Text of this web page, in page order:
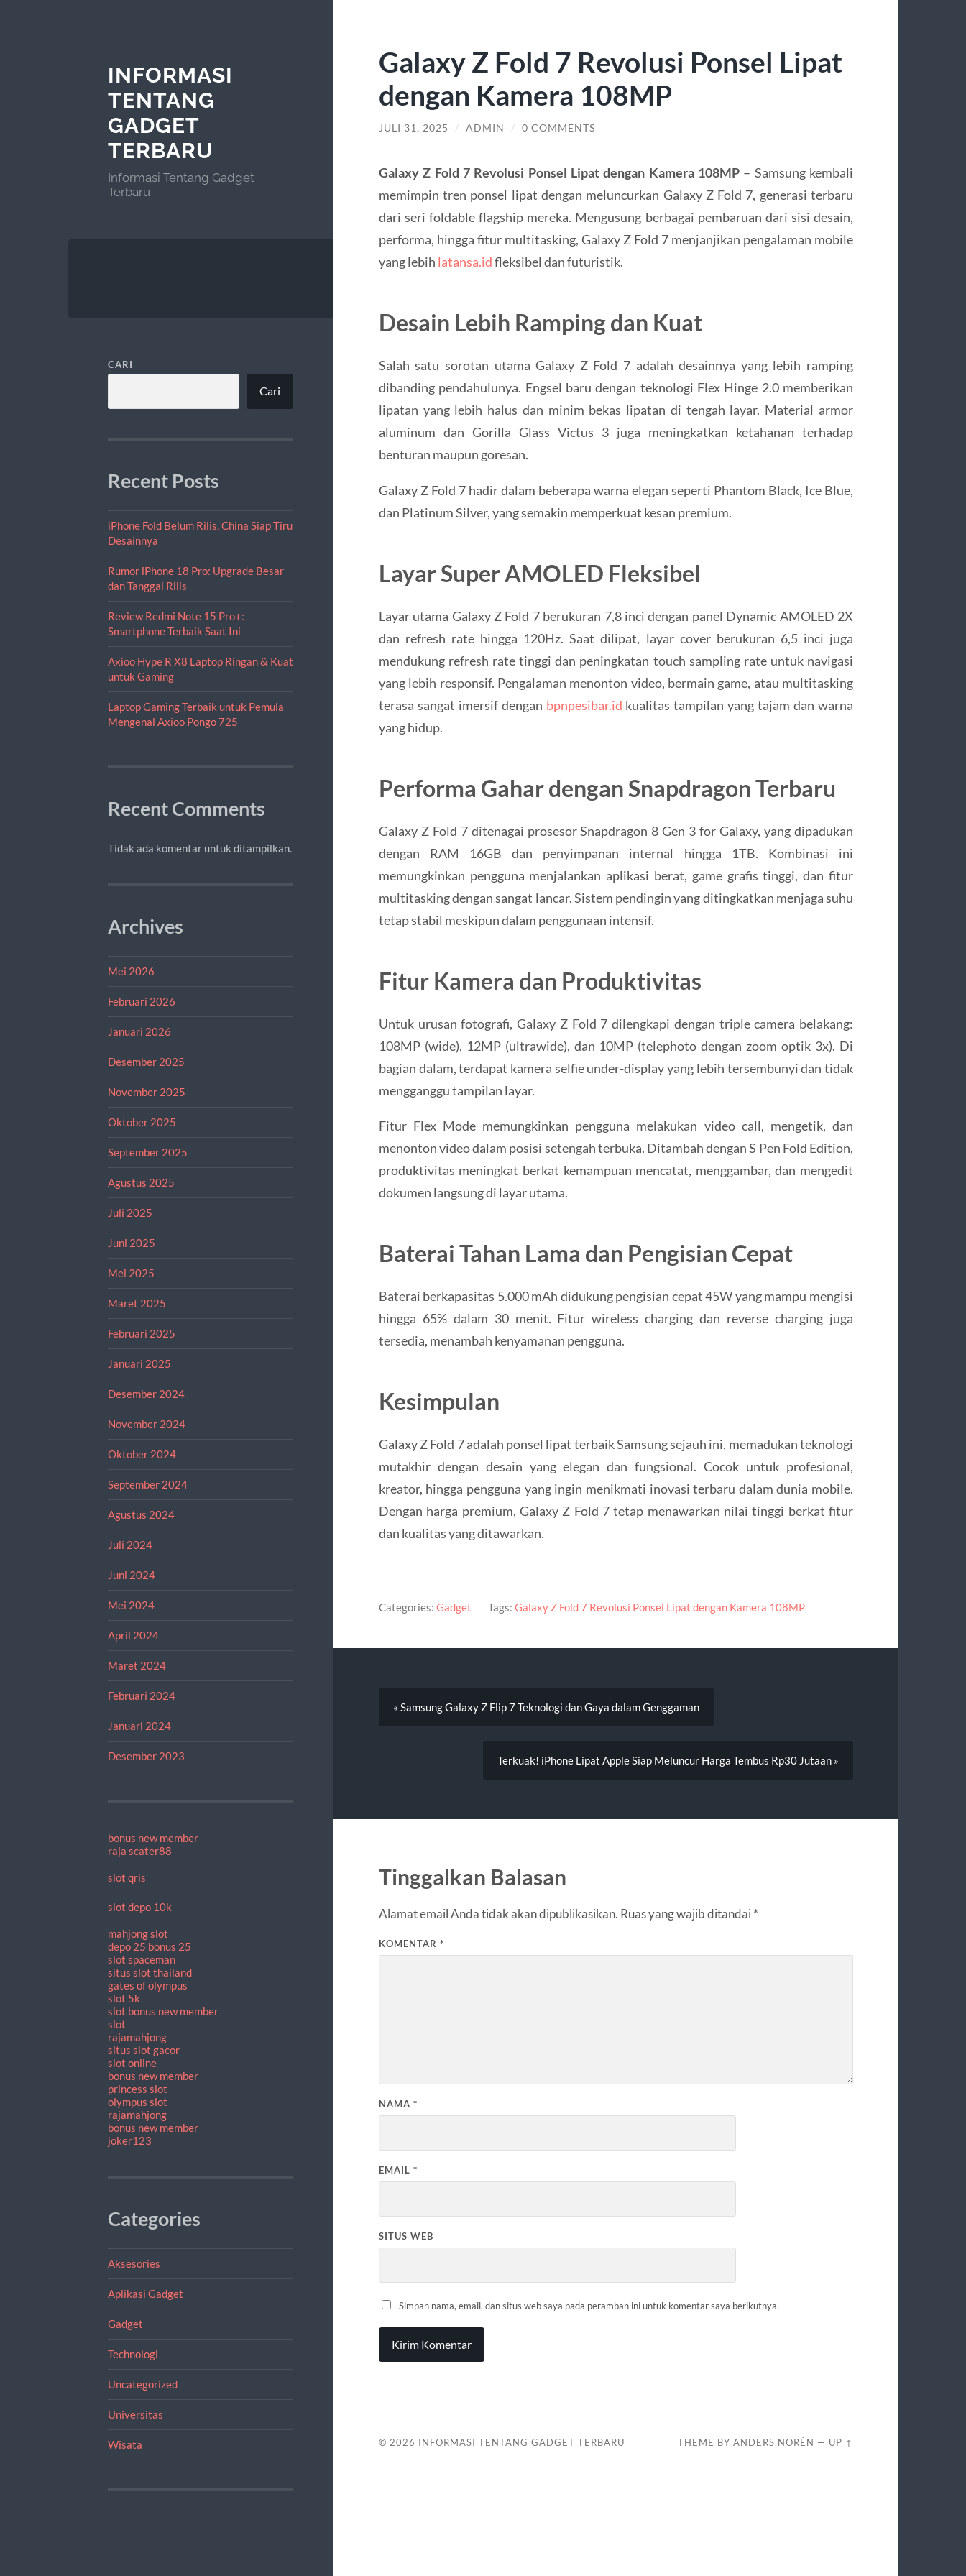
INFORMASI
TENTANG
GADGET
TERBARU
Informasi Tentang Gadget
Terbaru
CARI
Cari
Recent Posts
iPhone Fold Belum Rilis, China Siap Tiru
Desainnya
Rumor iPhone 18 Pro: Upgrade Besar
dan Tanggal Rilis
Review Redmi Note 15 Pro+:
Smartphone Terbaik Saat Ini
Axioo Hype R X8 Laptop Ringan & Kuat
untuk Gaming
Laptop Gaming Terbaik untuk Pemula
Mengenal Axioo Pongo 725
Recent Comments
Tidak ada komentar untuk ditampilkan.
Archives
Mei 2026
Februari 2026
Januari 2026
Desember 2025
November 2025
Oktober 2025
September 2025
Agustus 2025
Juli 2025
Juni 2025
Mei 2025
Maret 2025
Februari 2025
Januari 2025
Desember 2024
November 2024
Oktober 2024
September 2024
Agustus 2024
Juli 2024
Juni 2024
Mei 2024
April 2024
Maret 2024
Februari 2024
Januari 2024
Desember 2023
bonus new member
raja scater88
slot qris
slot depo 10k
mahjong slot
depo 25 bonus 25
slot spaceman
situs slot thailand
gates of olympus
slot 5k
slot bonus new member
slot
rajamahjong
situs slot gacor
slot online
bonus new member
princess slot
olympus slot
rajamahjong
bonus new member
joker123
Categories
Aksesories
Aplikasi Gadget
Gadget
Technologi
Uncategorized
Universitas
Wisata
Galaxy Z Fold 7 Revolusi Ponsel Lipat
dengan Kamera 108MP
JULI 31, 2025 / ADMIN / 0 COMMENTS
Galaxy Z Fold 7 Revolusi Ponsel Lipat dengan Kamera 108MP– Samsung kembali
memimpin tren ponsel lipat dengan meluncurkan Galaxy Z Fold 7, generasi terbaru
dari seri foldable flagship mereka. Mengusung berbagai pembaruan dari sisi desain,
performa, hingga fitur multitasking, Galaxy Z Fold 7 menjanjikan pengalaman mobile
yang lebih latansa.idfleksibel dan futuristik.
Desain Lebih Ramping dan Kuat
Salah satu sorotan utama Galaxy Z Fold 7 adalah desainnya yang lebih ramping
dibanding pendahulunya. Engsel baru dengan teknologi Flex Hinge 2.0 memberikan
lipatan yang lebih halus dan minim bekas lipatan di tengah layar. Material armor
aluminum dan Gorilla Glass Victus 3 juga meningkatkan ketahanan terhadap
benturan maupun goresan.
Galaxy Z Fold 7 hadir dalam beberapa warna elegan seperti Phantom Black, Ice Blue,
dan Platinum Silver, yang semakin memperkuat kesan premium.
Layar Super AMOLED Fleksibel
Layar utama Galaxy Z Fold 7 berukuran 7,8 inci dengan panel Dynamic AMOLED 2X
dan refresh rate hingga 120Hz. Saat dilipat, layar cover berukuran 6,5 inci juga
mendukung refresh rate tinggi dan peningkatan touch sampling rate untuk navigasi
yang lebih responsif. Pengalaman menonton video, bermain game, atau multitasking
terasa sangat imersif dengan bpnpesibar.id kualitas tampilan yang tajam dan warna
yang hidup.
Performa Gahar dengan Snapdragon Terbaru
Galaxy Z Fold 7 ditenagai prosesor Snapdragon 8 Gen 3 for Galaxy, yang dipadukan
dengan RAM 16GB dan penyimpanan internal hingga 1TB. Kombinasi ini
memungkinkan pengguna menjalankan aplikasi berat, game grafis tinggi, dan fitur
multitasking dengan sangat lancar. Sistem pendingin yang ditingkatkan menjaga suhu
tetap stabil meskipun dalam penggunaan intensif.
Fitur Kamera dan Produktivitas
Untuk urusan fotografi, Galaxy Z Fold 7 dilengkapi dengan triple camera belakang:
108MP (wide), 12MP (ultrawide), dan 10MP (telephoto dengan zoom optik 3x). Di
bagian dalam, terdapat kamera selfie under-display yang lebih tersembunyi dan tidak
mengganggu tampilan layar.
Fitur Flex Mode memungkinkan pengguna melakukan video call, mengetik, dan
menonton video dalam posisi setengah terbuka. Ditambah dengan S Pen Fold Edition,
produktivitas meningkat berkat kemampuan mencatat, menggambar, dan mengedit
dokumen langsung di layar utama.
Baterai Tahan Lama dan Pengisian Cepat
Baterai berkapasitas 5.000 mAh didukung pengisian cepat 45W yang mampu mengisi
hingga 65% dalam 30 menit. Fitur wireless charging dan reverse charging juga
tersedia, menambah kenyamanan pengguna.
Kesimpulan
Galaxy Z Fold 7 adalah ponsel lipat terbaik Samsung sejauh ini, memadukan teknologi
mutakhir dengan desain yang elegan dan fungsional. Cocok untuk profesional,
kreator, hingga pengguna yang ingin menikmati inovasi terbaru dalam dunia mobile.
Dengan harga premium, Galaxy Z Fold 7 tetap menawarkan nilai tinggi berkat fitur
dan kualitas yang ditawarkan.
Categories: Gadget Tags: Galaxy Z Fold 7 Revolusi Ponsel Lipat dengan Kamera 108MP
« Samsung Galaxy Z Flip 7 Teknologi dan Gaya dalam Genggaman
Terkuak! iPhone Lipat Apple Siap Meluncur Harga Tembus Rp30 Jutaan »
Tinggalkan Balasan
Alamat email Anda tidak akan dipublikasikan. Ruas yang wajib ditandai *
KOMENTAR *
NAMA *
EMAIL *
SITUS WEB
Simpan nama, email, dan situs web saya pada peramban ini untuk komentar saya berikutnya.
© 2026 INFORMASI TENTANG GADGET TERBARU THEME BYANDERS NORÉN — UP ↑